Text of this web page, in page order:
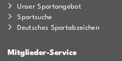
Unser Sportangebot
Sportsuche
Deutsches Sportabzeichen
Mitglieder-Service